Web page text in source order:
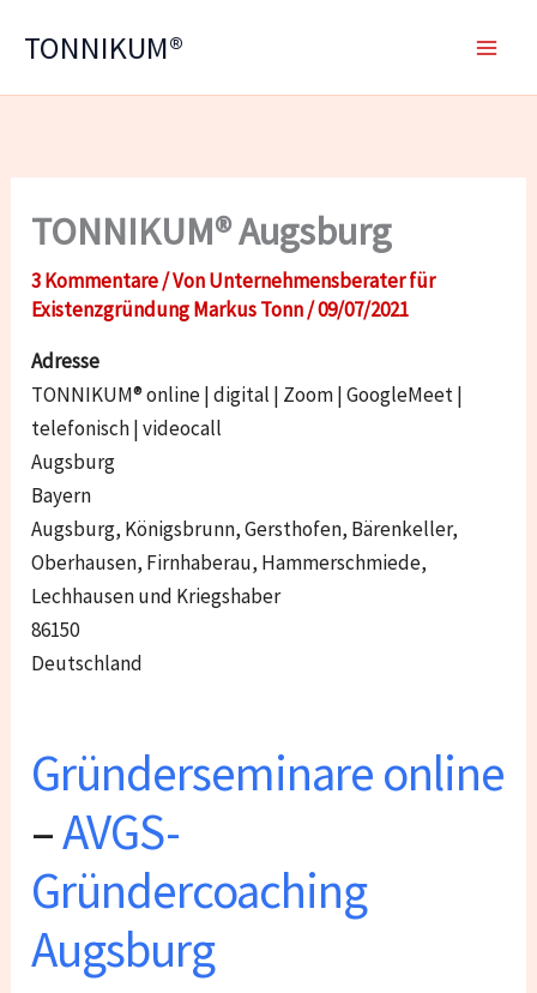
InhaltTONNIKUM®
TONNIKUM® Augsburg
3 Kommentare/ VonUnternehmensberater für
Existenzgründung Markus Tonn/09/07/2021
Adresse
TONNIKUM® online | digital | Zoom | GoogleMeet |
telefonisch | videocall
Augsburg
Bayern
Augsburg, Königsbrunn, Gersthofen, Bärenkeller,
Oberhausen, Firnhaberau, Hammerschmiede,
Lechhausen und Kriegshaber
86150
Deutschland
Gründerseminare online
–AVGS-
Gründercoaching
Augsburg